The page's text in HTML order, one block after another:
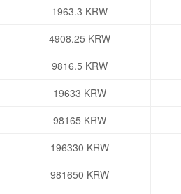
1963.3 KRW
4908.25 KRW
9816.5 KRW
19633 KRW
98165 KRW
196330 KRW
981650 KRW